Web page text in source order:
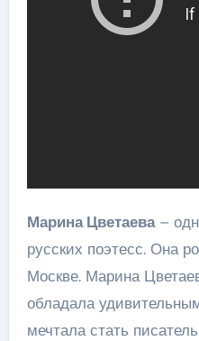
Марина Цветаева–
русских поэтесс. Она
Москве. Марина
обладала
мечтала стать